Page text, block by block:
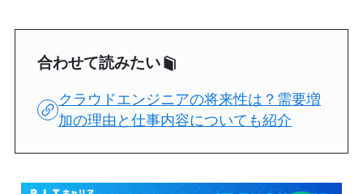
合わせて読みたい
クラウドエンジニアの将来性は？需要増
加の理由と仕事内容についても紹介